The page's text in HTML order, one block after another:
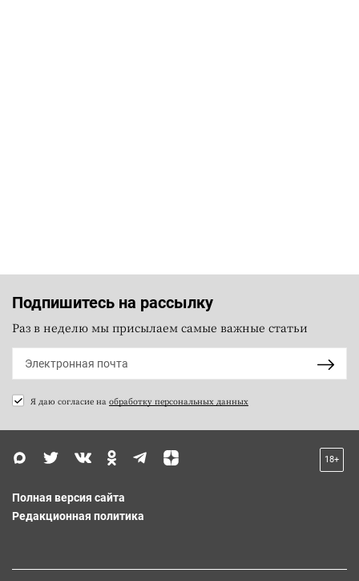
Подпишитесь на рассылку
Раз в неделю мы присылаем самые важные статьи
Я даю согласие на обработку персональных данных
18+
Полная версия сайта
Редакционная политика